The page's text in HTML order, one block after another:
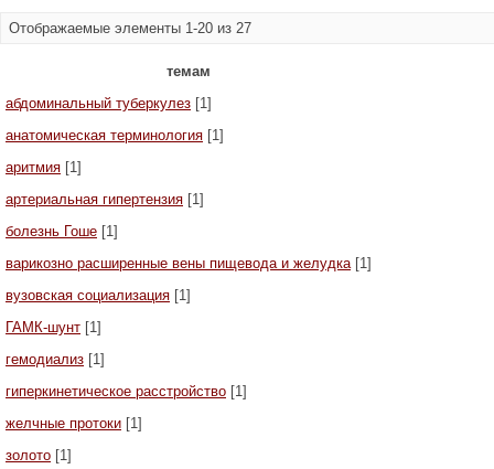
Отображаемые элементы 1-20 из 27
темам
абдоминальный туберкулез [1]
анатомическая терминология [1]
аритмия [1]
артериальная гипертензия [1]
болезнь Гоше [1]
варикозно расширенные вены пищевода и желудка [1]
вузовская социализация [1]
ГАМК-шунт [1]
гемодиализ [1]
гиперкинетическое расстройство [1]
желчные протоки [1]
золото [1]